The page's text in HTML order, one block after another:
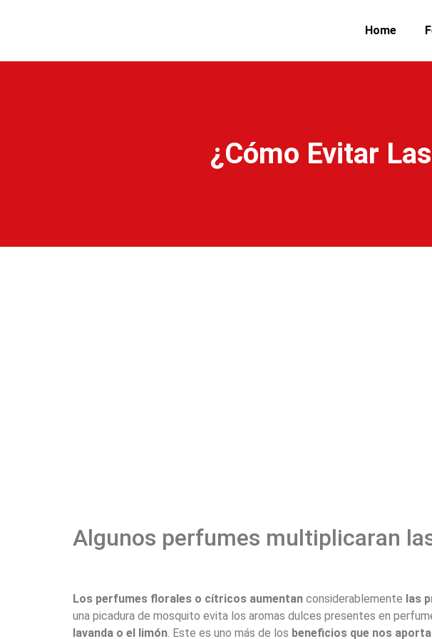
Home
¿Cómo Evitar
Algunos perfumes multiplicaran
Los perfumes florales o cítricos aumentan considerablemente las
una picadura de mosquito evita los aromas dulces presentes en
lavanda o el limón . Este es uno más de los beneficios que nos